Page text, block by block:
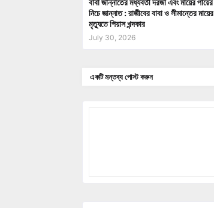
বাবা জান্নাতের মধ্যবর্তী দরজা এবং মায়ের পায়ের
নিচে জান্নাত : রাজীবের বাবা ও সীমান্তের মায়ের
মৃত্যুতে পিয়াস খন্দকার
July 30, 2026
একটি মন্তব্য পোস্ট করুন